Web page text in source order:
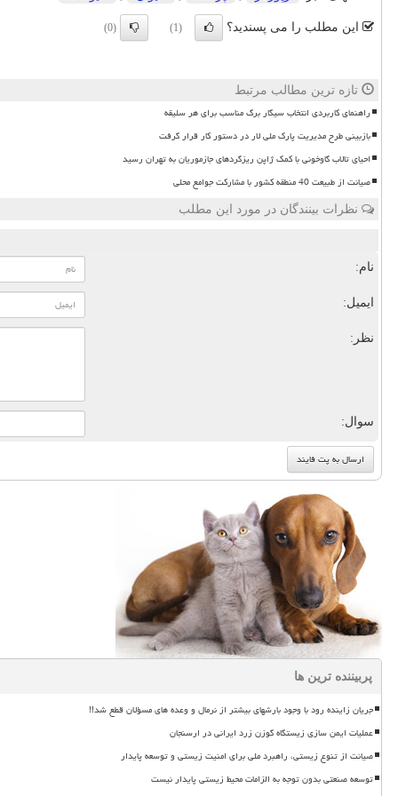
این مطلب را می پسندید؟ (1)
(0)
تازه ترین مطالب مرتبط
راهنمای کاربردی انتخاب سیگار برگ مناسب برای هر سلیقه
بازبینی طرح مدیریت پارک ملی لار در دستور کار قرار گرفت
احیای تالاب گاوخونی با کمک ژاپن ریزگردهای جازموریان به تهران رسید
صیانت از طبیعت 40 منطقه کشور با مشارکت جوامع محلی
نظرات بینندگان در مورد این مطلب
نام:
ایمیل:
نظر:
سوال:
پربیننده ترین ها
جریان زاینده رود با وجود بارشهای بیشتر از نرمال و وعده های مسؤلان قطع شد!!
عملیات ایمن سازی زیستگاه گوزن زرد ایرانی در ارسنجان
صیانت از تنوع زیستی، راهبرد ملی برای امنیت زیستی و توسعه پایدار
توسعه صنعتی بدون توجه به الزامات محیط زیستی پایدار نیست